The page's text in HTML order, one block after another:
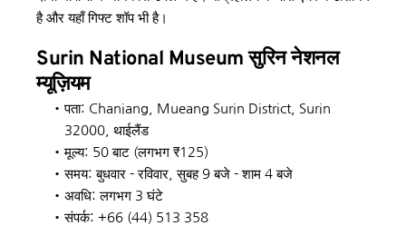
है और यहाँ गिफ्ट शॉप भी है।
Surin National Museum सुरिन नेशनल
म्यूज़ियम
पता: Chaniang, Mueang Surin District, Surin
32000, थाईलैंड
मूल्य: 50 बाट (लगभग ₹125)
समय: बुधवार - रविवार, सुबह 9 बजे - शाम 4 बजे
अवधि: लगभग 3 घंटे
संपर्क: +66 (44) 513 358